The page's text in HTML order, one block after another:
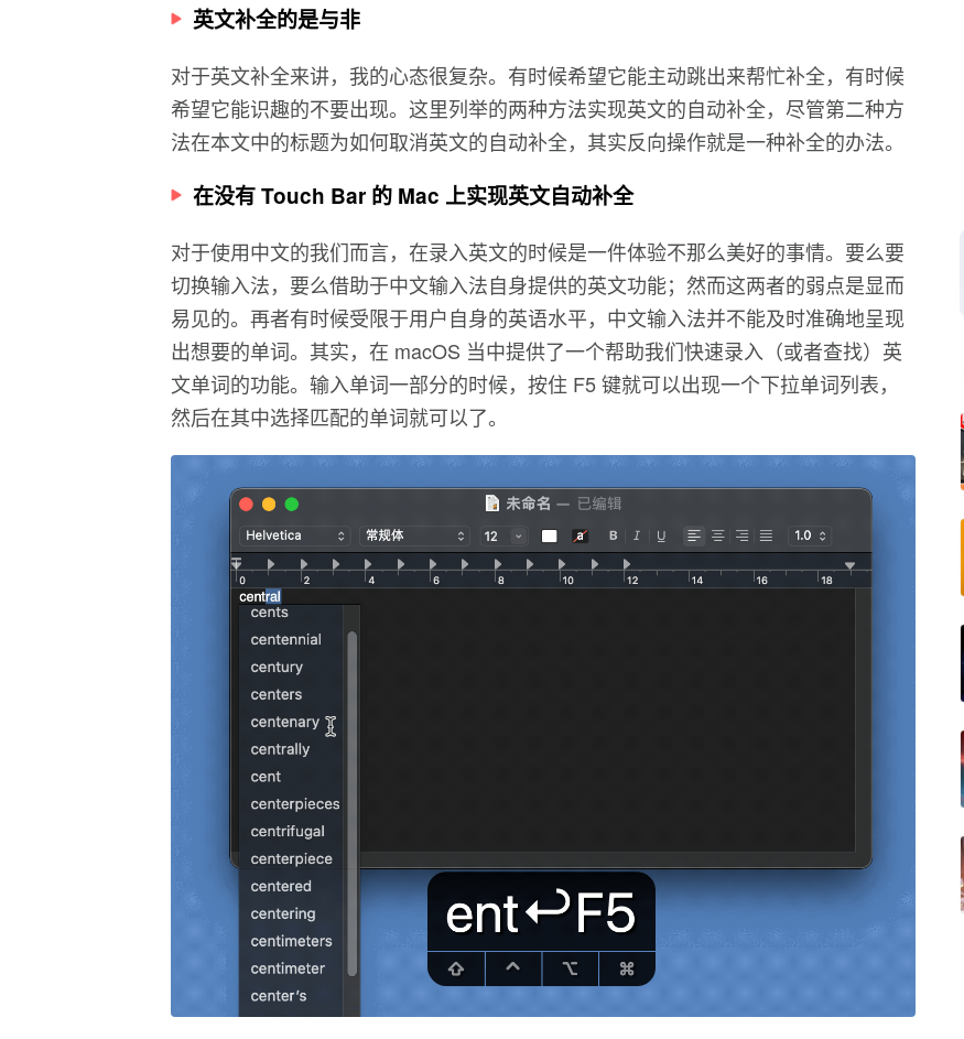
英文补全的是与非
对于英文补全来讲，我的心态很复杂。有时候希望它能主动跳出来帮忙补全，有时候
希望它能识趣的不要出现。这里列举的两种方法实现英文的自动补全，尽管第二种方
法在本文中的标题为如何取消英文的自动补全，其实反向操作就是一种补全的办法。
在没有 Touch Bar 的 Mac 上实现英文自动补全
对于使用中文的我们而言，在录入英文的时候是一件体验不那么美好的事情。要么要
切换输入法，要么借助于中文输入法自身提供的英文功能；然而这两者的弱点是显而
易见的。再者有时候受限于用户自身的英语水平，中文输入法并不能及时准确地呈现
出想要的单词。其实，在 macOS 当中提供了一个帮助我们快速录入（或者查找）英
文单词的功能。输入单词一部分的时候，按住 F5 键就可以出现一个下拉单词列表，
然后在其中选择匹配的单词就可以了。